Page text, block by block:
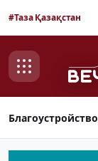
#Таза Қазақстан
Благоустройство